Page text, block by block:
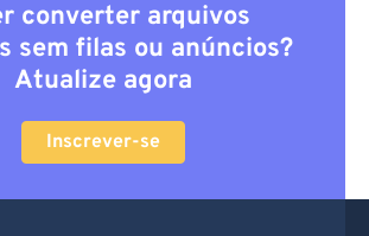
converter arquivos
sem filas ou anúncios?
Atualize agora
Inscrever-se